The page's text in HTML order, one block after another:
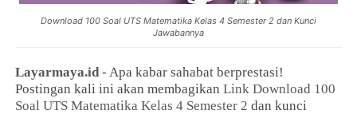
Download 100 Soal UTS Matematika Kelas 4 Semester 2 dan Kunci
Jawabannya
Layarmaya.id- Apa kabar sahabat berprestasi!
Postingan kali ini akan membagikanLink Download 100
Soal UTS Matematika Kelas 4 Semester 2 dan kunci